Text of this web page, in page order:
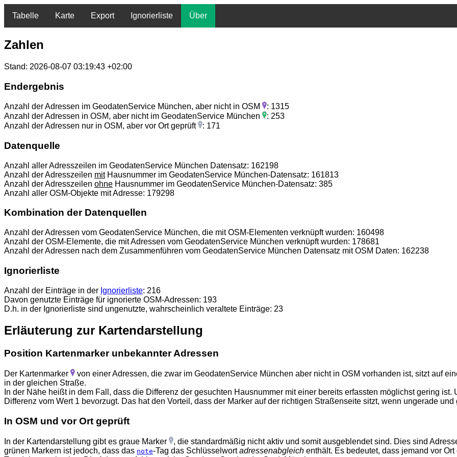
Tabelle Karte Export Ignorierliste Über
Zahlen
Stand: 2026-08-07 03:19:43 +02:00
Endergebnis
Anzahl der Adressen im GeodatenService München, aber nicht in OSM
: 1315
Anzahl der Adressen in OSM, aber nicht im GeodatenService München
: 253
Anzahl der Adressen nur in OSM, aber vor Ort geprüft
: 171
Datenquelle
Anzahl aller Adresszeilen im GeodatenService München Datensatz: 162198
Anzahl der Adresszeilen mitHausnummer im GeodatenService München-Datensatz: 161813
Anzahl der Adresszeilen ohne Hausnummer im GeodatenService München-Datensatz: 385
Anzahl aller OSM-Objekte mit Adresse: 179298
Kombination der Datenquellen
Anzahl der Adressen vom GeodatenService München, die mit OSM-Elementen verknüpft wurden: 160498
Anzahl der OSM-Elemente, die mit Adressen vom GeodatenService München verknüpft wurden: 178681
Anzahl der Adressen nach dem Zusammenführen vom GeodatenService München Datensatz mit OSM Daten: 162238
Ignorierliste
Anzahl der Einträge in der Ignorierliste: 216
Davon genutzte Einträge für ignorierte OSM-Adressen: 193
D.h. in der Ignorierliste sind ungenutzte, wahrscheinlich veraltete Einträge: 23
Erläuterung zur Kartendarstellung
Position Kartenmarker unbekannter Adressen
Der Kartenmarker
von einer Adressen, die zwar im GeodatenService München aber nicht in OSM vorhanden ist, sitzt auf
in der gleichen Straße.
In der Nähe heißt in dem Fall, dass die Differenz der gesuchten Hausnummer mit einer bereits erfassten möglichst gering
Differenz vom Wert 1 bevorzugt. Das hat den Vorteil, dass der Marker auf der richtigen Straßenseite sitzt, wenn ungerade
In OSM und vor Ort geprüft
In der Kartendarstellung gibt es graue Marker
, die standardmäßig nicht aktiv und somit ausgeblendet sind. Dies sind
grünen Markern ist jedoch, dass das note-Tag das Schlüsselwortadressenabgleich enthält. Es bedeutet, dass jemand vor